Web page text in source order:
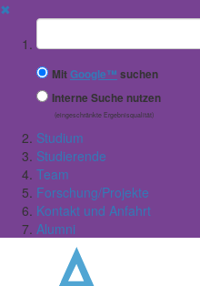
✖
Suchbegriff
MitGoogle™ suchen
Interne Suche nutzen
(eingeschränkte Ergebnisqualität)
Studium
Studierende
Team
Forschung/Projekte
Kontakt und Anfahrt
Alumni